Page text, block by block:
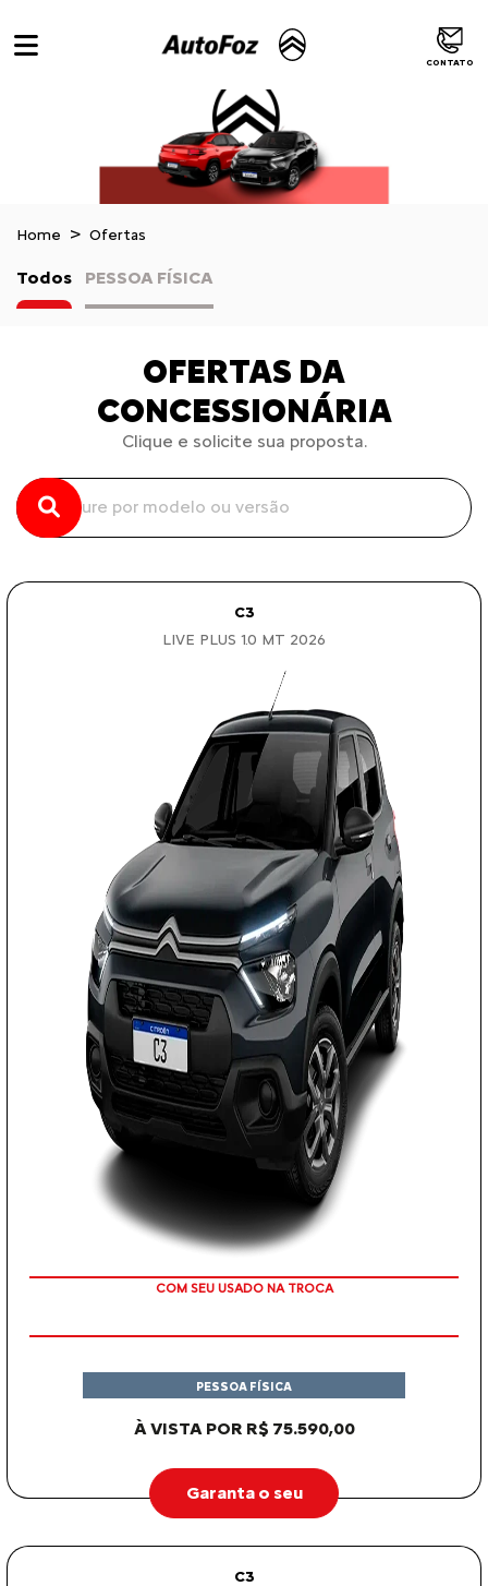
CONTATO
Home Ofertas
Todos PESSOA FÍSICA
OFERTAS DA
CONCESSIONÁRIA
Clique e solicite sua proposta.
C3
LIVE PLUS 1.0 MT 2026
COM SEU USADO NA TROCA
À VISTA POR R$ 75.590,00
PESSOA FÍSICA
Garanta o seu
C3